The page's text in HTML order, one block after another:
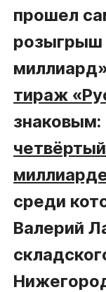
прошел
розыгрыш
тираж
знаковым:
среди
Валерий